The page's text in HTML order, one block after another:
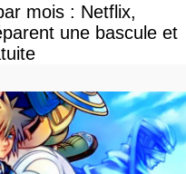
mois : Netflix,
une bascule et